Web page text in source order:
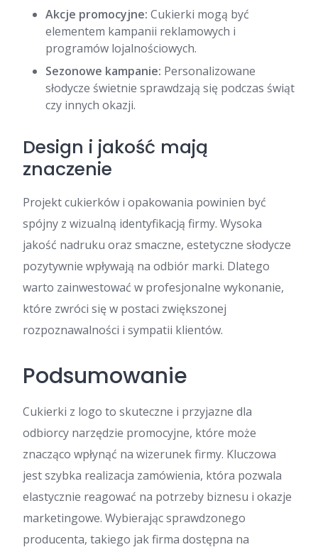
Akcje promocyjne: Cukierki mogą być
elementem kampanii reklamowych i
programów lojalnościowych.
Sezonowe kampanie: Personalizowane
słodycze świetnie sprawdzają się podczas świąt
czy innych okazji.
Design i jakość mają
znaczenie
Projekt cukierków i opakowania powinien być
spójny z wizualną identyfikacją firmy. Wysoka
jakość nadruku oraz smaczne, estetyczne słodycze
pozytywnie wpływają na odbiór marki. Dlatego
warto zainwestować w profesjonalne wykonanie,
które zwróci się w postaci zwiększonej
rozpoznawalności i sympatii klientów.
Podsumowanie
Cukierki z logo to skuteczne i przyjazne dla
odbiorcy narzędzie promocyjne, które może
znacząco wpłynąć na wizerunek firmy. Kluczowa
jest szybka realizacja zamówienia, która pozwala
elastycznie reagować na potrzeby biznesu i okazje
marketingowe. Wybierając sprawdzonego
producenta, takiego jak firma dostępna na